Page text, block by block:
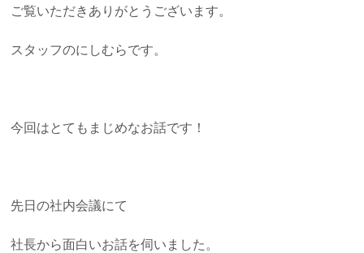
ご覧いただきありがとうございます。
スタッフのにしむらです。
今回はとてもまじめなお話です！
先日の社内会議にて
社長から面白いお話を伺いました。